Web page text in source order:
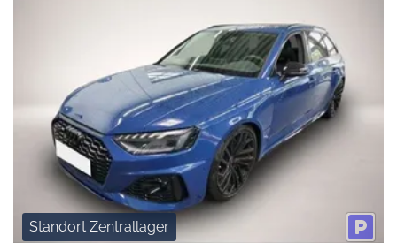
Standort Zentrallager